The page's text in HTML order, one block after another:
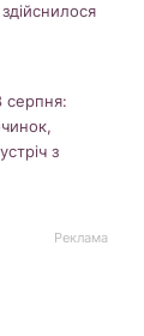
серпня:
з
Реклама